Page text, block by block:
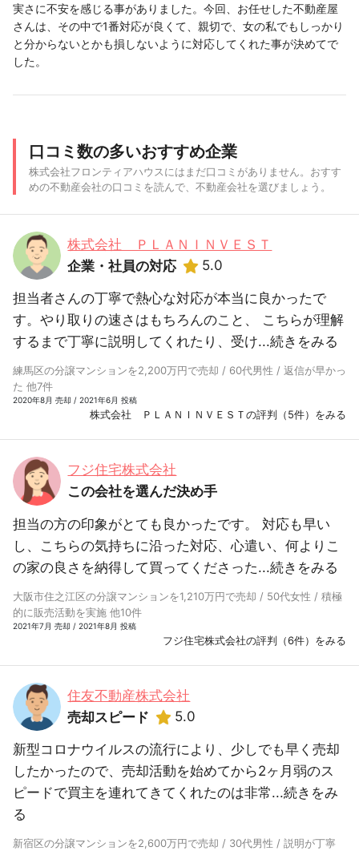
実さに不安を感じる事がありました。今回、お任せした不動産屋
さんは、その中で1番対応が良くて、親切で、女の私でもしっかり
と分からないとかも損しないように対応してくれた事が決めてで
した。
口コミ数の多いおすすめ企業
株式会社フロンティアハウスにはまだ口コミがありません。おすす
めの不動産会社の口コミを読んで、不動産会社を選びましょう。
株式会社 ＰＬＡＮＩＮＶＥＳＴ
企業・社員の対応
5.0
担当者さんの丁寧で熱心な対応が本当に良かったで
す。やり取りの速さはもちろんのこと、 こちらが理解
するまで丁寧に説明してくれたり、受け...続きをみる
練馬区の分譲マンションを2,200万円で売却 / 60代男性 / 返信が早かっ
た 他7件
2020年8月 売却 / 2021年6月 投稿
株式会社 ＰＬＡＮＩＮＶＥＳＴの評判（5件）をみる
フジ住宅株式会社
この会社を選んだ決め手
担当の方の印象がとても良かったです。 対応も早い
し、こちらの気持ちに沿った対応、心遣い、何よりこ
の家の良さを納得して買ってくださった...続きをみる
大阪市住之江区の分譲マンションを1,210万円で売却 / 50代女性 / 積極
的に販売活動を実施 他10件
2021年7月 売却 / 2021年8月 投稿
フジ住宅株式会社の評判（6件）をみる
住友不動産株式会社
売却スピード
5.0
新型コロナウイルスの流行により、少しでも早く売却
したかったので、売却活動を始めてから2ヶ月弱のス
ピードで買主を連れてきてくれたのは非常...続きをみ
る
新宿区の分譲マンションを2,600万円で売却 / 30代男性 / 説明が丁寧